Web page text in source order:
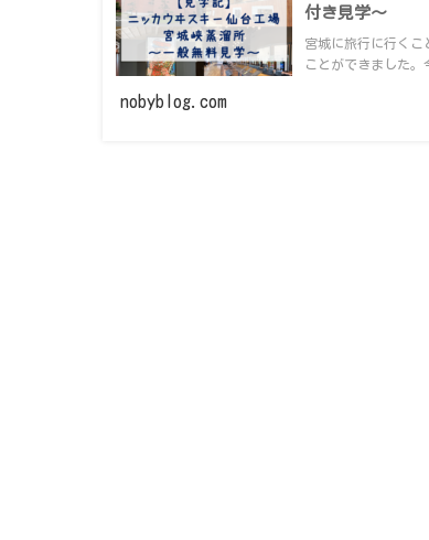
付き見学～
宮城に旅行に行くこ
ことができました
nobyblog.com